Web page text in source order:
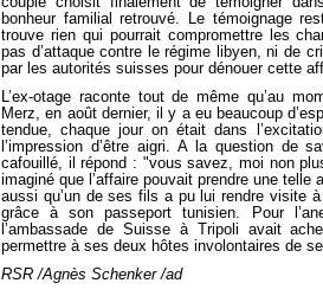
bonheur familial retrouvé. Le témoignage
trouve rien qui pourrait compromettre les
pas d’attaque contre le régime libyen, ni de
par les autorités suisses pour dénouer cette
L’ex-otage raconte tout de même qu’au
Merz, en août dernier, il y a eu beaucoup
tendue, chaque jour on était dans
l’impression d’être aigri. A la question de
cafouillé, il répond : "vous savez, moi non
imaginé que l’affaire pouvait prendre une telle
aussi qu’un de ses fils a pu lui rendre visite
grâce à son passeport tunisien. Pour
l’ambassade de Suisse à Tripoli avait
permettre à ses deux hôtes involontaires de
RSR /Agnès Schenker /ad